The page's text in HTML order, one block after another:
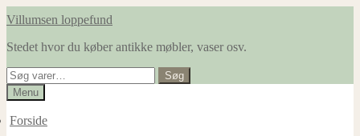
Spring
navigation
Spring
indhold
Villumsen loppefund
Stedet hvor du køber antikke møbler, vaser osv.
Søg
efter:
Søg
Menu
Forside